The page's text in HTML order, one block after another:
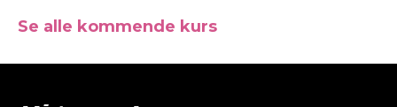
Se alle kommende kurs